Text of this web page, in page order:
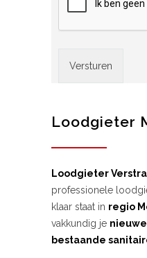
Loodgieter
Loodgieter
professionele
klaar staat in regio
vakkundig je
bestaande